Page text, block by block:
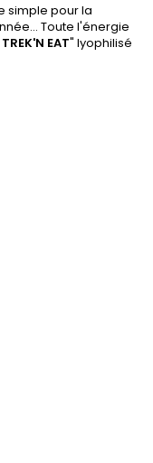
simple pour la
Toute l'énergie
EAT" lyophilisé